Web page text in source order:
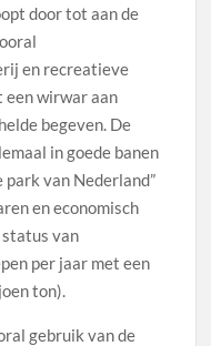
door tot aan de
en recreatieve
een wirwar aan
begeven. De
in goede banen
van Nederland”
en economisch
van
per jaar met een
ton).
gebruik van de